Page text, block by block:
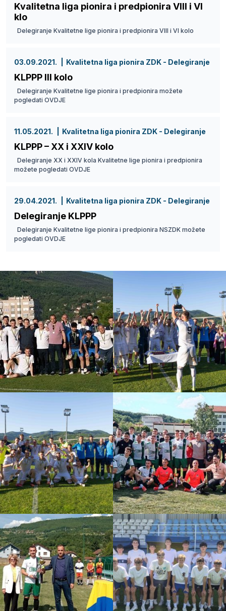
Kvalitetna liga pionira i predpionira VIII i VI
klo
Delegiranje Kvalitetne lige pionira i predpionira VIII i VI kolo
03.09.2021. Kvalitetna liga pionira ZDK - Delegiranje
KLPPP III kolo
Delegiranje Kvalitetne lige pionira i predpionira možete
pogledati OVDJE
11.05.2021. Kvalitetna liga pionira ZDK - Delegiranje
KLPPP – XX i XXIV kolo
Delegiranje XX i XXIV kola Kvalitetne lige pionira i predpionira
možete pogledati OVDJE
29.04.2021. Kvalitetna liga pionira ZDK - Delegiranje
Delegiranje KLPPP
Delegiranje Kvalitetne lige pionira i predpionira NSZDK možete
pogledati OVDJE